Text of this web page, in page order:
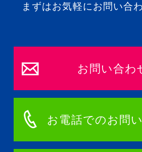
まずはお気軽にお問い合
お問い合わ
お電話でのお問